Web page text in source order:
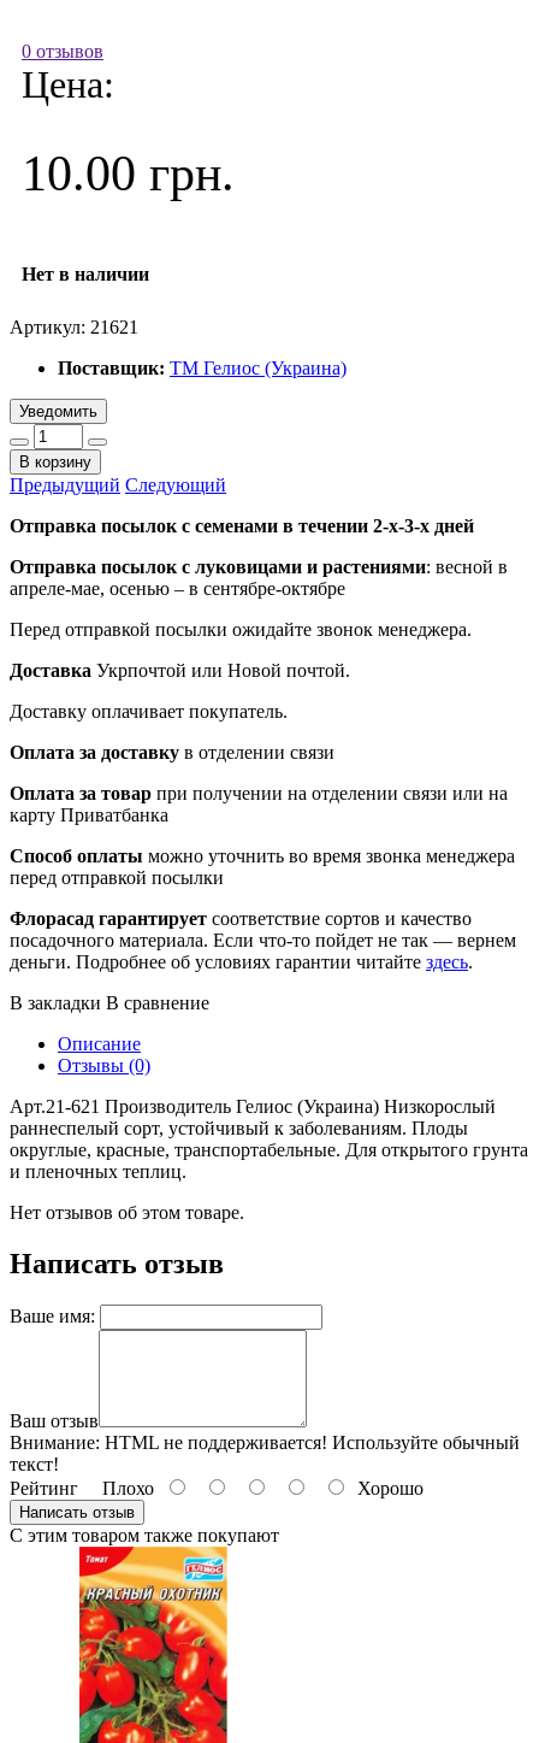
0 отзывов
Цена:
10.00 грн.
Нет в наличии
Артикул: 21621
Поставщик: ТМ Гелиос (Украина)
Уведомить
В корзину
Предыдущий Следующий
Отправка посылок с семенами в течении 2-х-3-х дней
Отправка посылок с луковицами и растениями: весной в
апреле-мае, осенью – в сентябре-октябре
Перед отправкой посылки ожидайте звонок менеджера.
Доставка Укрпочтой или Новой почтой.
Доставку оплачивает покупатель.
Оплата за доставку в отделении связи
Оплата за товар при получении на отделении связи или на
карту Приватбанка
Способ оплаты можно уточнить во время звонка менеджера
перед отправкой посылки
Флорасад гарантирует соответствие сортов и качество
посадочного материала. Если что-то пойдет не так — вернем
деньги. Подробнее об условиях гарантии читайте здесь.
В закладки В сравнение
Описание
Отзывы (0)
Арт.21-621 Производитель Гелиос (Украина) Низкорослый
раннеспелый сорт, устойчивый к заболеваниям. Плоды
округлые, красные, транспортабельные. Для открытого грунта
и пленочных теплиц.
Нет отзывов об этом товаре.
Написать отзыв
Ваше имя:
Ваш отзыв
Внимание: HTML не поддерживается! Используйте обычный
текст!
Рейтинг Плохо Хорошо
Написать отзыв
С этим товаром также покупают